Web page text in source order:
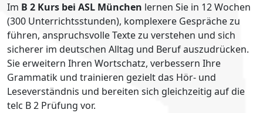
Im B 2 Kurs bei ASL München lernen Sie in 12 Wochen
(300 Unterrichtsstunden), komplexere Gespräche zu
führen, anspruchsvolle Texte zu verstehen und sich
sicherer im deutschen Alltag und Beruf auszudrücken.
Sie erweitern Ihren Wortschatz, verbessern Ihre
Grammatik und trainieren gezielt das Hör- und
Leseverständnis und bereiten sich gleichzeitig auf die
telc B 2 Prüfung vor.